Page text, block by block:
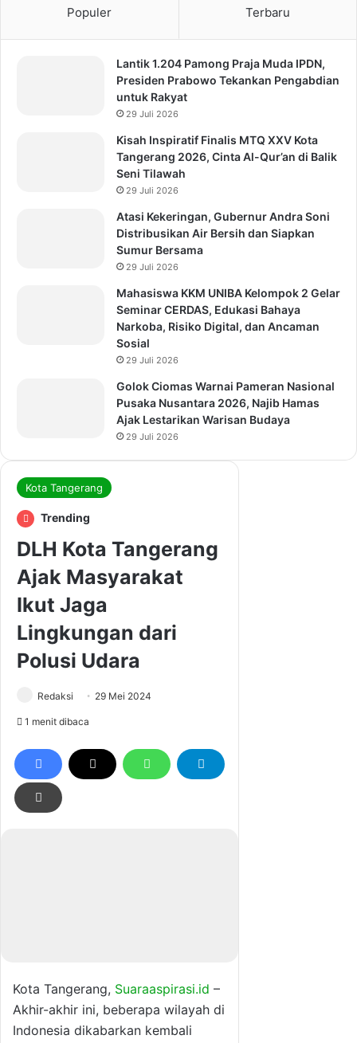
Populer Terbaru
Lantik 1.204 Pamong Praja Muda IPDN,
Presiden Prabowo Tekankan Pengabdian
untuk Rakyat
29 Juli 2026
Kisah Inspiratif Finalis MTQ XXV Kota
Tangerang 2026, Cinta Al-Qur’an di Balik
Seni Tilawah
29 Juli 2026
Atasi Kekeringan, Gubernur Andra Soni
Distribusikan Air Bersih dan Siapkan
Sumur Bersama
29 Juli 2026
Mahasiswa KKM UNIBA Kelompok 2 Gelar
Seminar CERDAS, Edukasi Bahaya
Narkoba, Risiko Digital, dan Ancaman
Sosial
29 Juli 2026
Golok Ciomas Warnai Pameran Nasional
Pusaka Nusantara 2026, Najib Hamas
Ajak Lestarikan Warisan Budaya
29 Juli 2026